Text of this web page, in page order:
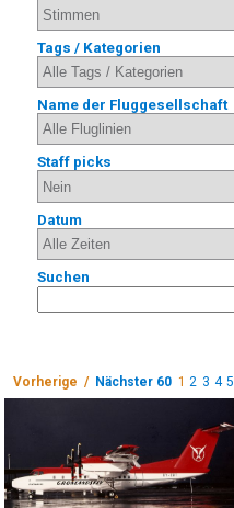
Tags / Kategorien
Name der Fluggesellschaft
Staff picks
Datum
Suchen
Vorherige / Nächster 60 1 2 3 4 5